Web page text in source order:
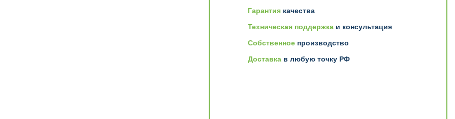
Гарантия качества
Техническая поддержка и консультация
Собственное производство
Доставка в любую точку РФ